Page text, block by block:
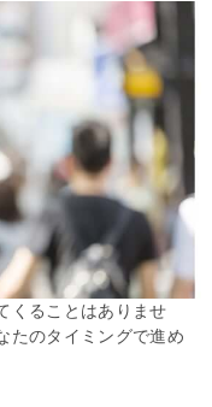
くることはありませ
たのタイミングで進め